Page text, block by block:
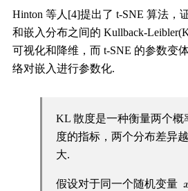
Hinton 等人[4]提出了 t-SNE 算法，
和嵌入分布之间的 Kullback-
可视化和降维，而 t-SNE 的参数变
络对嵌入进行参数化.
KL 散度是一种衡量两个概
度的指标，两个分布差异
大.
假设对于同一个随机变量